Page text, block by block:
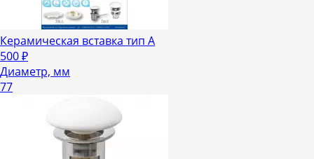
Керамическая вставка тип А
500₽
Диаметр, мм
77